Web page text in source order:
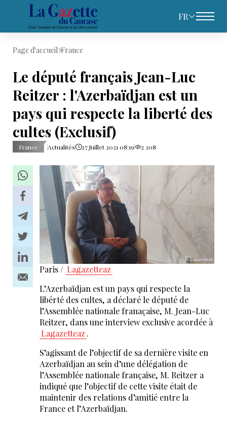
FR
Page d'accueil France
Le député français Jean-Luc
Reitzer : l'Azerbaïdjan est un
pays qui respecte la liberté des
cultes (Exclusif)
France Actualités 27 Juillet 2021 08:19 2 208
Paris / Lagazetteaz
L’Azerbaïdjan est un pays qui respecte la
libérté des cultes, a déclaré le député de
l’Assemblée nationale franaçaise, M. Jean-Luc
Reitzer, dans une interview exclusive acordée à
Lagazetteaz .
S’agissant de l’objectif de sa dernière visite en
Azerbaïdjan au sein d’une délégation de
l’Assemblée nationale française, M. Reitzer a
indiqué que l’objectif de cette visite était de
maintenir des relations d’amitié entre la
France et l’Azerbaïdjan.